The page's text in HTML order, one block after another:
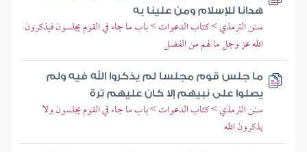
هدانا للإسلام ومن علينا به
سنن الترمذي > كتاب الدعوات > باب ما جاء في القوم يجلسون فيذكرون
الله عز وجل ما لهم من الفضل
ما جلس قوم مجلسا لم يذكروا الله فيه ولم
يصلوا على نبيهم إلا كان عليهم ترة
سنن الترمذي > كتاب الدعوات > باب ما جاء في القوم يجلسون ولا
يذكرون الله